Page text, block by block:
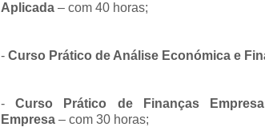
Aplicada – com 40 horas;
- Curso Prático de Análise Económica e
-Curso Prático de Finanças
Empresa – com 30 horas;